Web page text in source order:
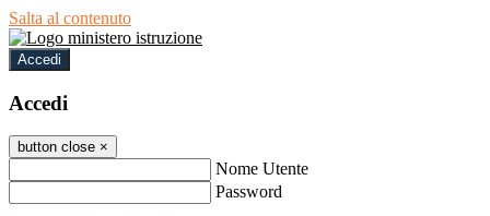
Salta al contenuto
Accedi
Accedi
button close ×
Nome Utente
Password